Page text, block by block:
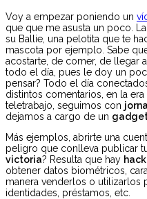
Voy a empezar poniendo un
que que me asusta un poco.
su Ballie, una pelotita que te
mascota por ejemplo. Sabe
acostarte, de comer, de llegar
todo el día, pues le doy un
pensar? Todo el día
distintos comentarios, en la era
teletrabajo, seguimos con
dejamos a cargo de un
Más ejemplos, abrirte una
peligro que conlleva publicar
victoria? Resulta que hay
obtener datos biométricos,
manera venderlos o utilizarlos
identidades, préstamos, etc.